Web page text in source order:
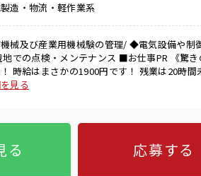
造・物流・軽作業系
械及び産業用機械験の管理/ ◆電気設備や
メンテナンス ■お仕事PR 《驚きの高時給*》 高収入を希望される方にオ
時給はまさかの1900円です！ 残業は20時
っかり返ってからヤリガイ抜群◎ 《未経験
いですね！ プライベートも思いっきりたのしもう☆ ■職場の雰囲
内で通勤ラクラク☆ 周辺にはスーパー・商
見る
る 応募する